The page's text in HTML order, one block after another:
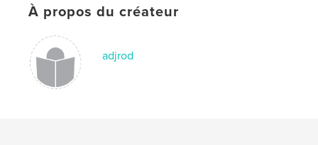
À propos du créateur
adjrod